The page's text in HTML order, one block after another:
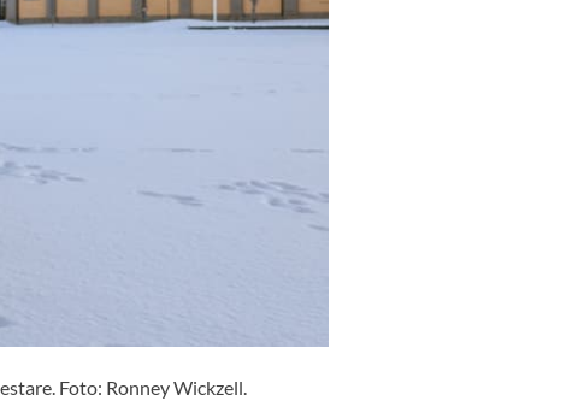
Foto: Ronney Wickzell.